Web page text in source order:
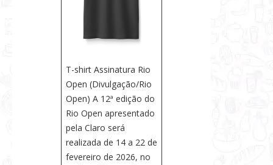
T-shirt Assinatura Rio
Open (Divulgação/Rio
Open) A 12ª edição do
Rio Open apresentado
pela Claro será
realizada de 14 a 22 de
fevereiro de 2026, no